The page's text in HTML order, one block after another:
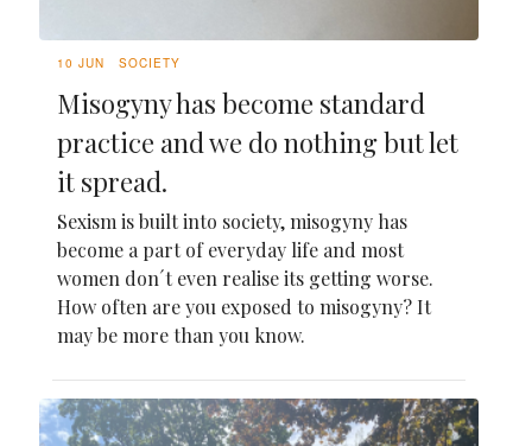
10 JUN SOCIETY
Misogyny has become standard
practice and we do nothing but let
it spread.
Sexism is built into society, misogyny has
become a part of everyday life and most
women don´t even realise its getting worse.
How often are you exposed to misogyny? It
may be more than you know.